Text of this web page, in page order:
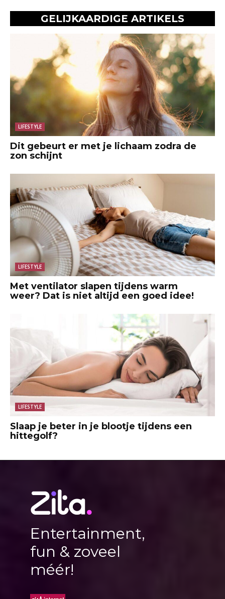
GELIJKAARDIGE ARTIKELS
LIFESTYLE
Dit gebeurt er met je lichaam zodra de
zon schijnt
LIFESTYLE
Met ventilator slapen tijdens warm
weer? Dat is niet altijd een goed idee!
LIFESTYLE
Slaap je beter in je blootje tijdens een
hittegolf?
Entertainment,
fun & zoveel
méér!